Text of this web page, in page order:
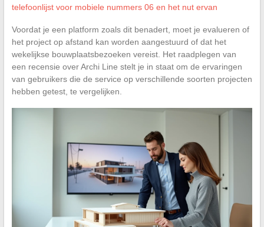
telefoonlijst voor mobiele nummers 06 en het nut ervan
Voordat je een platform zoals dit benadert, moet je evalueren of
het project op afstand kan worden aangestuurd of dat het
wekelijkse bouwplaatsbezoeken vereist. Het raadplegen van
een recensie over Archi Line stelt je in staat om de ervaringen
van gebruikers die de service op verschillende soorten projecten
hebben getest, te vergelijken.